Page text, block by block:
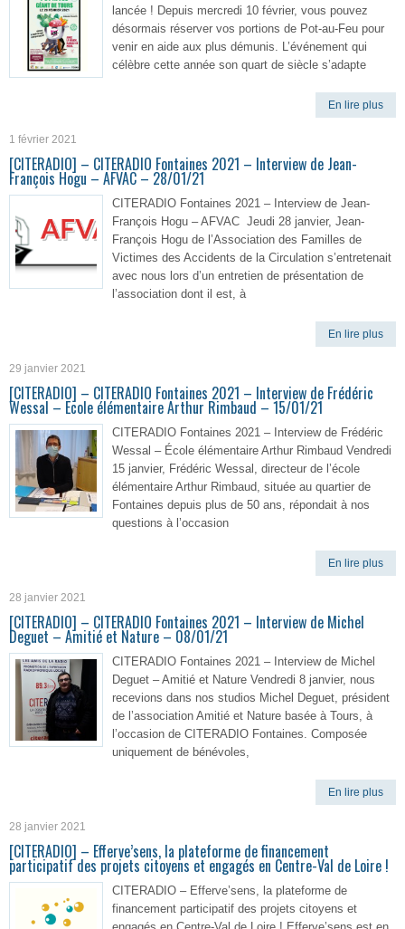
lancée ! Depuis mercredi 10 février, vous pouvez
désormais réserver vos portions de Pot-au-Feu pour
venir en aide aux plus démunis. L’événement qui
célèbre cette année son quart de siècle s’adapte
En lire plus
1 février 2021
[CITERADIO] – CITERADIO Fontaines 2021 – Interview de Jean-
François Hogu – AFVAC – 28/01/21
CITERADIO Fontaines 2021 – Interview de Jean-
François Hogu – AFVAC Jeudi 28 janvier, Jean-
François Hogu de l’Association des Familles de
Victimes des Accidents de la Circulation s’entretenait
avec nous lors d’un entretien de présentation de
l’association dont il est, à
En lire plus
29 janvier 2021
[CITERADIO] – CITERADIO Fontaines 2021 – Interview de Frédéric
Wessal – Ecole élémentaire Arthur Rimbaud – 15/01/21
CITERADIO Fontaines 2021 – Interview de Frédéric
Wessal – École élémentaire Arthur Rimbaud Vendredi
15 janvier, Frédéric Wessal, directeur de l’école
élémentaire Arthur Rimbaud, située au quartier de
Fontaines depuis plus de 50 ans, répondait à nos
questions à l’occasion
En lire plus
28 janvier 2021
[CITERADIO] – CITERADIO Fontaines 2021 – Interview de Michel
Deguet – Amitié et Nature – 08/01/21
CITERADIO Fontaines 2021 – Interview de Michel
Deguet – Amitié et Nature Vendredi 8 janvier, nous
recevions dans nos studios Michel Deguet, président
de l’association Amitié et Nature basée à Tours, à
l’occasion de CITERADIO Fontaines. Composée
uniquement de bénévoles,
En lire plus
28 janvier 2021
[CITERADIO] – Efferve’sens, la plateforme de financement
participatif des projets citoyens et engagés en Centre-Val de Loire !
CITERADIO – Efferve’sens, la plateforme de
financement participatif des projets citoyens et